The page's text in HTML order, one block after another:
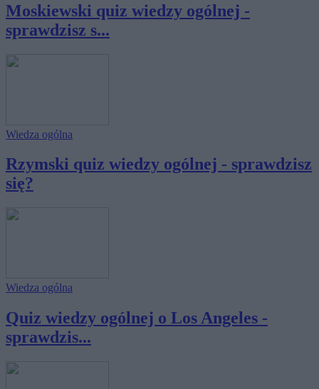
Moskiewski quiz wiedzy ogólnej -
sprawdzisz s...
Wiedza ogólna
Rzymski quiz wiedzy ogólnej - sprawdzisz
się?
Wiedza ogólna
Quiz wiedzy ogólnej o Los Angeles -
sprawdzis...